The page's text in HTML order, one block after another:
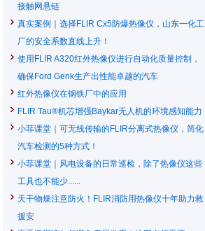
接触网悬链
真实案例｜选择FLIR Cx5防爆热像仪，山东一化工
厂的安全系数直线上升！
使用FLIR A320红外热像仪进行自动化质量控制，
确保Ford Genk生产出性能卓越的汽车
红外热像仪在钢铁厂中的应用
FLIR Tau®机芯增强Baykar无人机的环境感知能力
小菲课堂｜可无线传输的FLIR分离式热像仪，简化
汽车检测的5种方式！
小菲课堂｜风电设备的日常巡检，除了热像仪这些
工具也不能少......
天干物燥注意防火！FLIR消防用热像仪十年助力救
援安